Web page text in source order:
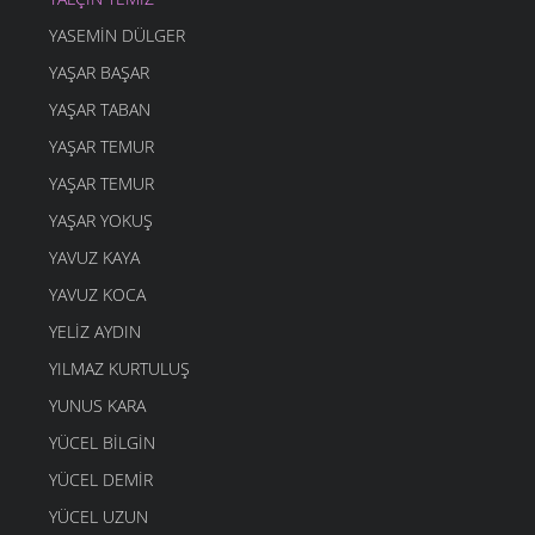
4 MART 2006
DOST BİLDİKLERİM
4 MART 2006
ŞAVŞETLİNIN GELENEGİ
DUDAK
4 MART 2006
GEL ÖĞRETMENE
4 MART 2006
YANDIM
4 MART 2006
Mİ Kİ
4 MART 2006
O ZAMAN BUYUR
4 MART 2006
YASEMIN DÜLGER
YAŞAR BAŞAR
YAŞAR TABAN
YAŞAR TEMUR
YAŞAR TEMUR
YAŞAR YOKUŞ
YAVUZ KAYA
YAVUZ KOCA
YELIZ AYDIN
YILMAZ KURTULUŞ
YUNUS KARA
YÜCEL BILGIN
YÜCEL DEMIR
YÜCEL UZUN